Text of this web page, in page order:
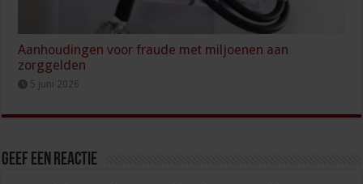
Aanhoudingen voor fraude met miljoenen aan
zorggelden
5 juni 2026
Geef een reactie